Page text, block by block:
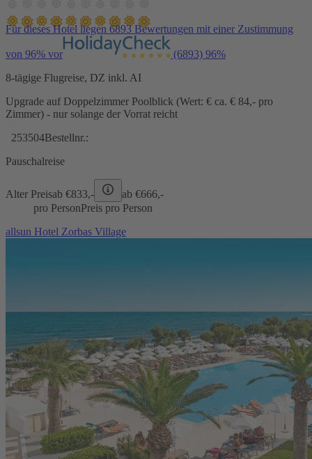
Für dieses Hotel liegen 6893 Bewertungen mit einer Zustimmung
von 96% vor (6893) 96%
8-tägige Flugreise, DZ inkl. AI
Upgrade auf Doppelzimmer Poolblick (Wert: € ca. € 84,- pro
Zimmer) - nur solange der Vorrat reicht
253504Bestellnr.:
Pauschalreise
Alter Preisab €833,- ab €666,-
pro PersonPreis pro Person
allsun Hotel Zorbas Village